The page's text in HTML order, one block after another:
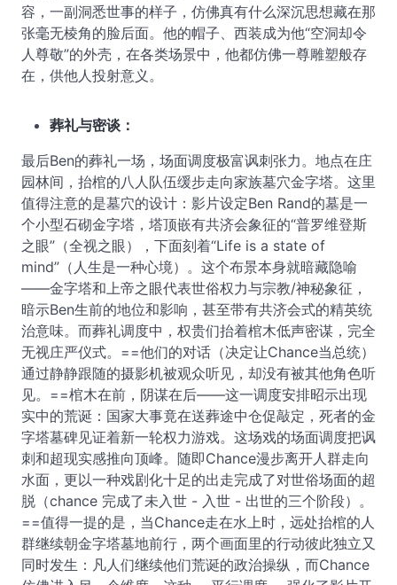
容，一副洞悉世事的样子，仿佛真有什么深沉思想藏在那
张毫无棱角的脸后面。他的帽子、西装成为他“空洞却令
人尊敬”的外壳，在各类场景中，他都仿佛一尊雕塑般存
在，供他人投射意义。
葬礼与密谈：
最后Ben的葬礼一场，场面调度极富讽刺张力。地点在庄
园林间，抬棺的八人队伍缓步走向家族墓穴金字塔。这里
值得注意的是墓穴的设计：影片设定Ben Rand的墓是一
个小型石砌金字塔，塔顶嵌有共济会象征的“普罗维登斯
之眼”（全视之眼），下面刻着“Life is a state of
mind”（人生是一种心境）。这个布景本身就暗藏隐喻
——金字塔和上帝之眼代表世俗权力与宗教/神秘象征，
暗示Ben生前的地位和影响，甚至带有共济会式的精英统
治意味。而葬礼调度中，权贵们抬着棺木低声密谋，完全
无视庄严仪式。==他们的对话（决定让Chance当总统）
通过静静跟随的摄影机被观众听见，却没有被其他角色听
见。==棺木在前，阴谋在后——这一调度安排昭示出现
实中的荒诞：国家大事竟在送葬途中仓促敲定，死者的金
字塔墓碑见证着新一轮权力游戏。这场戏的场面调度把讽
刺和超现实感推向顶峰。随即Chance漫步离开人群走向
水面，更以一种戏剧化十足的出走完成了对世俗场面的超
脱（chance 完成了未入世 - 入世 - 出世的三个阶段）。
==值得一提的是，当Chance走在水上时，远处抬棺的人
群继续朝金字塔墓地前行，两个画面里的行动彼此独立又
同时发生：凡人们继续他们荒诞的政治操纵，而Chance